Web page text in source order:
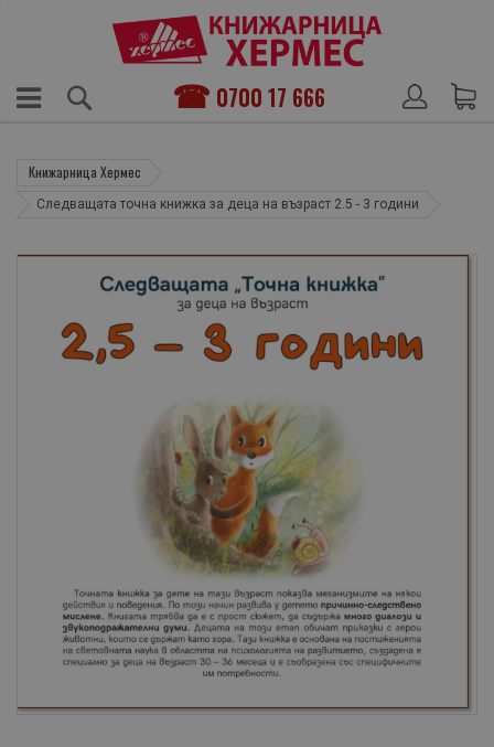
0700 17 666
Книжарница Хермес
Следващата точна книжка за деца на възраст 2.5 - 3 години